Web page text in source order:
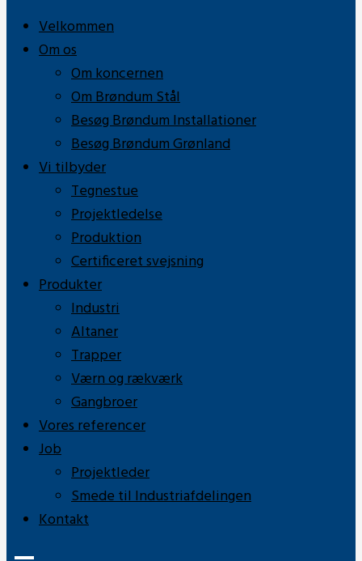
Velkommen
Om os
Om koncernen
Om Brøndum Stål
Besøg Brøndum Installationer
Besøg Brøndum Grønland
Vi tilbyder
Tegnestue
Projektledelse
Produktion
Certificeret svejsning
Produkter
Industri
Altaner
Trapper
Værn og rækværk
Gangbroer
Vores referencer
Job
Projektleder
Smede til Industriafdelingen
Kontakt